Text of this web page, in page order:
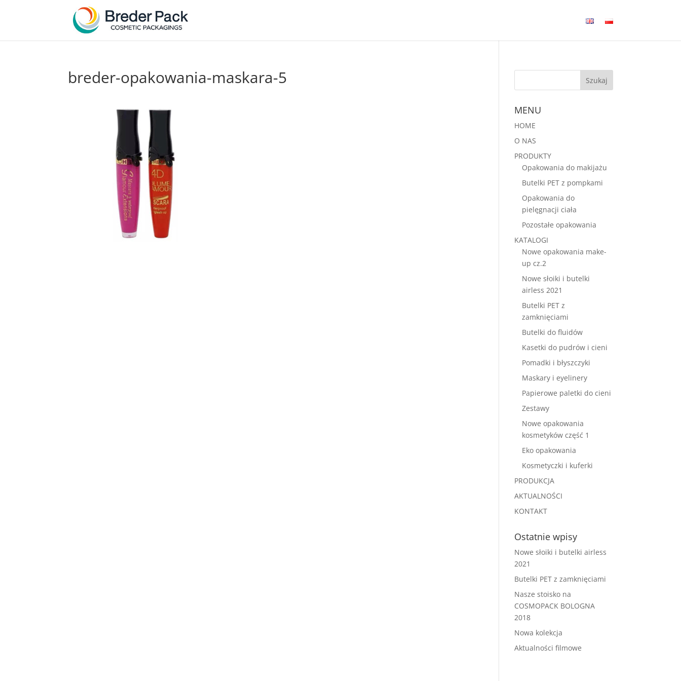
breder-opakowania-maskara-5
MENU
HOME
O NAS
PRODUKTY
Opakowania do makijażu
Butelki PET z pompkami
Opakowania do
pielęgnacji ciała
Pozostałe opakowania
KATALOGI
Nowe opakowania make-
up cz.2
Nowe słoiki i butelki
airless 2021
Butelki PET z
zamknięciami
Butelki do fluidów
Kasetki do pudrów i cieni
Pomadki i błyszczyki
Maskary i eyelinery
Papierowe paletki do cieni
Zestawy
Nowe opakowania
kosmetyków część 1
Eko opakowania
Kosmetyczki i kuferki
PRODUKCJA
AKTUALNOŚCI
KONTAKT
Ostatnie wpisy
Nowe słoiki i butelki airless
2021
Butelki PET z zamknięciami
Nasze stoisko na
COSMOPACK BOLOGNA
2018
Nowa kolekcja
Aktualności filmowe